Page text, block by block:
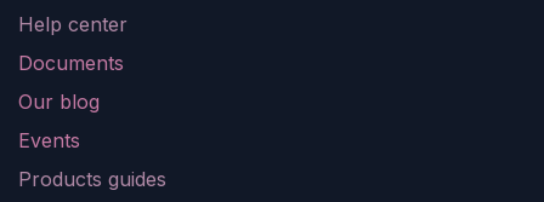
Help center
Documents
Our blog
Events
Products guides